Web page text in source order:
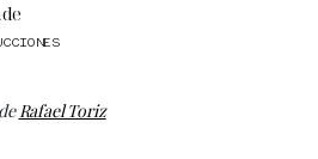
Rafael Toriz